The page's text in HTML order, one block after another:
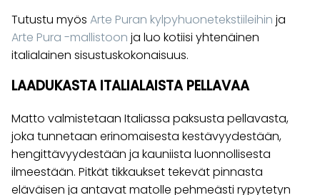
Tutustu myös Arte Puran kylpyhuonetekstiileihin ja
Arte Pura -mallistoon ja luo kotiisi yhtenäinen
italialainen sisustuskokonaisuus.
LAADUKASTA ITALIALAISTA PELLAVAA
Matto valmistetaan Italiassa paksusta pellavasta,
joka tunnetaan erinomaisesta kestävyydestään,
hengittävyydestään ja kauniista luonnollisesta
ilmeestään. Pitkät tikkaukset tekevät pinnasta
eläväisen ja antavat matolle pehmeästi rypytetyn